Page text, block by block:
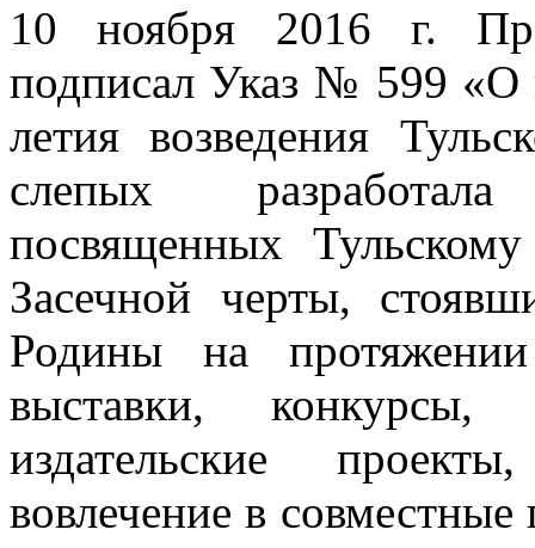
10 ноября 2016 г.
подписал Указ № 599 «О
летия возведения
слепых
посвященных
Засечной черты,
Родины на
выставки, конкурсы,
издательские
вовлечение в